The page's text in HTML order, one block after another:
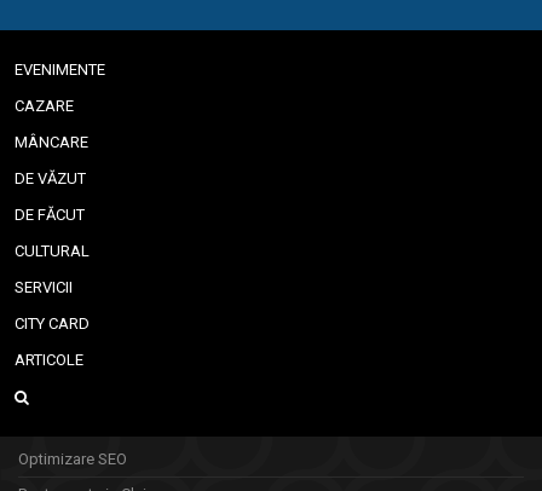
EVENIMENTE
CAZARE
MÂNCARE
DE VĂZUT
DE FĂCUT
CULTURAL
SERVICII
CITY CARD
ARTICOLE
Optimizare SEO